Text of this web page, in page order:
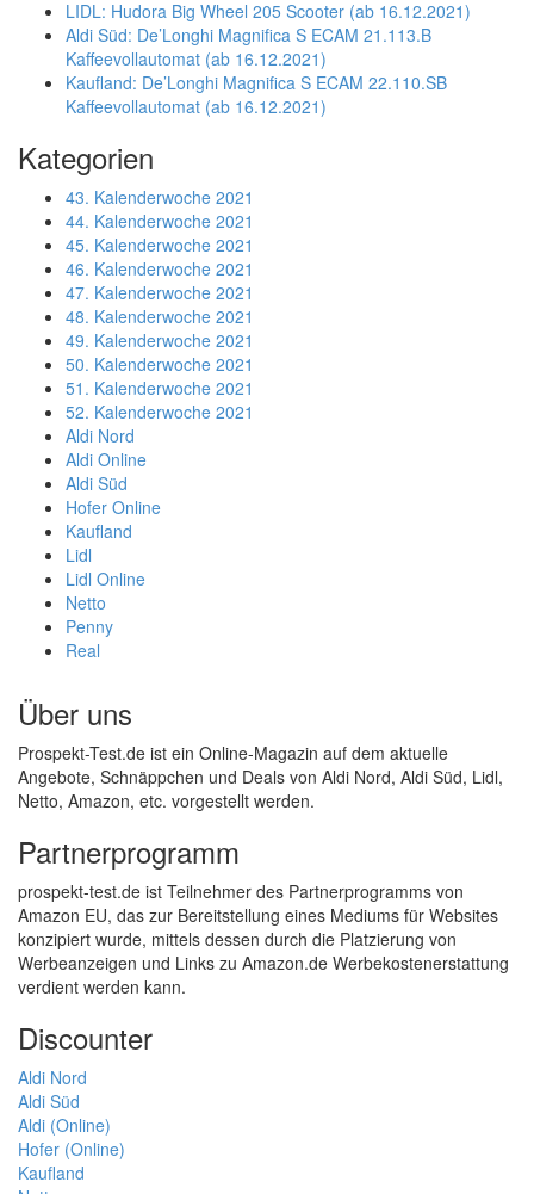
LIDL: Hudora Big Wheel 205 Scooter (ab 16.12.2021)
Aldi Süd: De’Longhi Magnifica S ECAM 21.113.B
Kaffeevollautomat (ab 16.12.2021)
Kaufland: De’Longhi Magnifica S ECAM 22.110.SB
Kaffeevollautomat (ab 16.12.2021)
Kategorien
43. Kalenderwoche 2021
44. Kalenderwoche 2021
45. Kalenderwoche 2021
46. Kalenderwoche 2021
47. Kalenderwoche 2021
48. Kalenderwoche 2021
49. Kalenderwoche 2021
50. Kalenderwoche 2021
51. Kalenderwoche 2021
52. Kalenderwoche 2021
Aldi Nord
Aldi Online
Aldi Süd
Hofer Online
Kaufland
Lidl
Lidl Online
Netto
Penny
Real
Über uns
Prospekt-Test.de ist ein Online-Magazin auf dem aktuelle
Angebote, Schnäppchen und Deals von Aldi Nord, Aldi Süd, Lidl,
Netto, Amazon, etc. vorgestellt werden.
Partnerprogramm
prospekt-test.de ist Teilnehmer des Partnerprogramms von
Amazon EU, das zur Bereitstellung eines Mediums für Websites
konzipiert wurde, mittels dessen durch die Platzierung von
Werbeanzeigen und Links zu Amazon.de Werbekostenerstattung
verdient werden kann.
Discounter
Aldi Nord
Aldi Süd
Aldi (Online)
Hofer (Online)
Kaufland